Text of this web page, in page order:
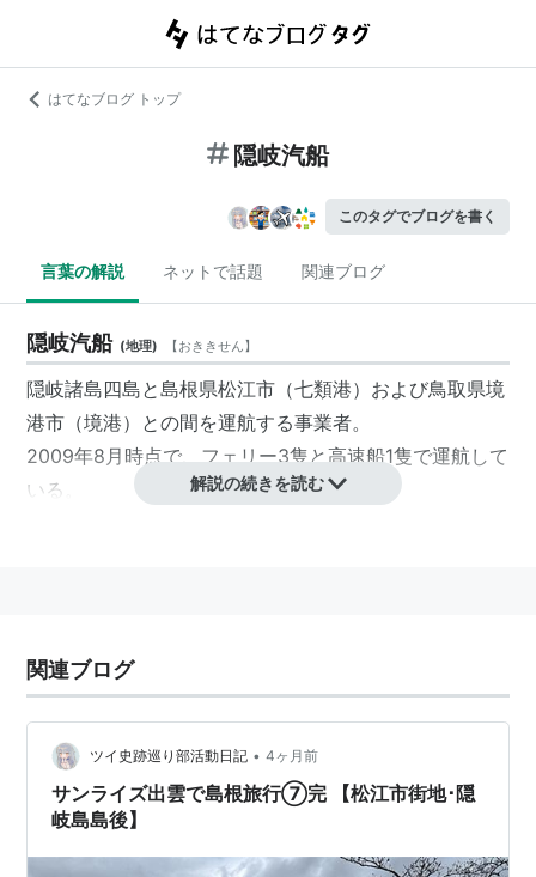
はてなブログ トップ
隠岐汽船
このタグでブログを書く
言葉の解説 ネットで話題 関連ブログ
隠岐汽船 (地理) 【おききせん】
隠岐諸島四島と島根県松江市 （七類港）および鳥取県境
港市 （境港）との間を運航する事業者。
2009年8月時点で、フェリー3隻と高速船1隻で運航して
いる。
解説の続きを読む
関連ブログ
ツイ史跡巡り部活動日記 • 4ヶ月前
サンライズ出雲で島根旅行⑦完 【松江市街地･隠
岐島島後】